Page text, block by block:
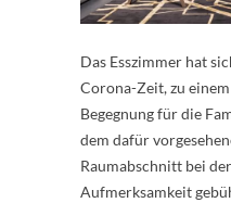
Das Esszimmer hat
Corona-Zeit, zu
Begegnung für die
dem dafür
Raumabschnitt bei
Aufmerksamkeit